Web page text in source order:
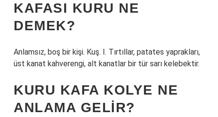
KAFASI KURU NE
DEMEK?
Anlamsız, boş bir kişi. Kuş. I. Tırtıllar, patates yaprakları,
üst kanat kahverengi, alt kanatlar bir tür sarı kelebektir.
KURU KAFA KOLYE NE
ANLAMA GELIR?